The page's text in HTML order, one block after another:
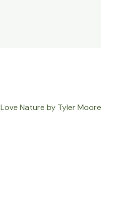
Love Nature by Tyler Moore